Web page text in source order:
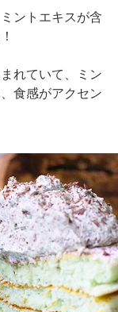
ントエキスが含
れていて、ミン
食感がアクセン